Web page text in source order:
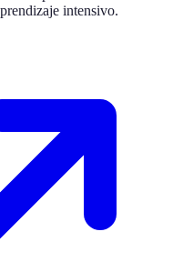
intensivo.